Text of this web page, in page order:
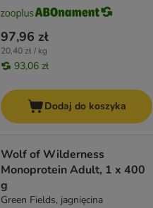
97,96 zł
20,40 zł / kg
93,06 zł
Dodaj do koszyka
Wolf of Wilderness
Monoprotein Adult, 1 x 400
g
Green Fields, jagnięcina